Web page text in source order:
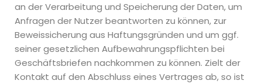
an der Verarbeitung und Speicherung der Daten, um
Anfragen der Nutzer beantworten zu können, zur
Beweissicherung aus Haftungsgründen und um ggf.
seiner gesetzlichen Aufbewahrungspflichten bei
Geschäftsbriefen nachkommen zu können. Zielt der
Kontakt auf den Abschluss eines Vertrages ab, so ist